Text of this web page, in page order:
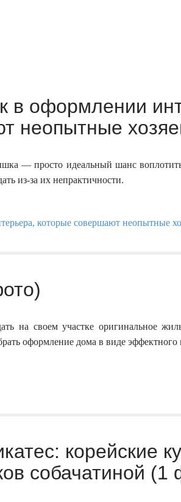
в оформлении
неопытные
— просто идеальный шанс
из-за их непрактичности.
на своем участке оригинальное
оформление дома в виде эффектного
корейские
собачатиной (1